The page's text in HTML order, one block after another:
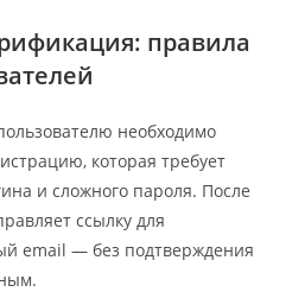
правила
необходимо
которая требует
и сложного пароля. После
ссылку для
email — без подтверждения